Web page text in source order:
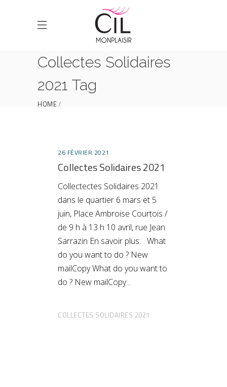
Collectes Solidaires
2021 Tag
HOME
26 FÉVRIER 2021
Collectes Solidaires 2021
Collectectes Solidaires 2021
dans le quartier 6 mars et 5
juin, Place Ambroise Courtois /
de 9 h à 13 h 10 avril, rue Jean
Sarrazin En savoir plus: What
do you want to do ? New
mailCopy What do you want to
do ? New mailCopy
COLLECTES SOLIDAIRES 2021